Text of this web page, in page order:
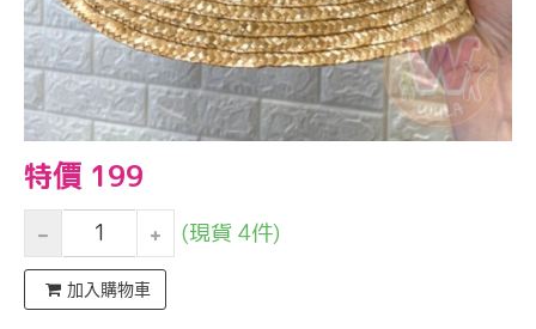
特價 199
(現貨 4件)
加入購物車